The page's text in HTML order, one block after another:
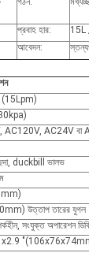
প্রবাহ হার: 15L
আবেদন:
(15Lpm)
AC120V, AC24V বা
duckbill ভালভ
উত্তাপ তারের যুগল
সংযুক্ত অপারেশন
x2.9